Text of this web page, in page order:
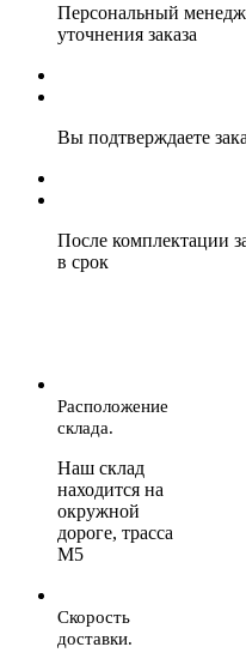
Персональный
уточнения заказа
Вы подтверждаете
После комплектации
в срок
Расположение
склада.
Наш склад
находится на
окружной
дороге, трасса
М5
Скорость
доставки.